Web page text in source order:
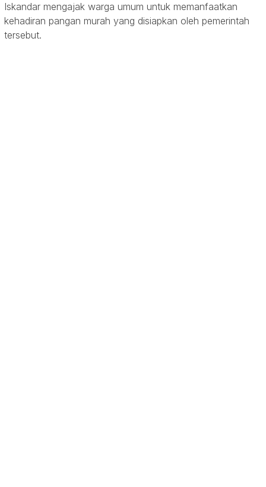
Iskandar mengajak warga umum untuk memanfaatkan
kehadiran pangan murah yang disiapkan oleh pemerintah
tersebut.